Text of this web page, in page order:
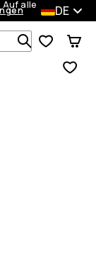
Auf alle
DE